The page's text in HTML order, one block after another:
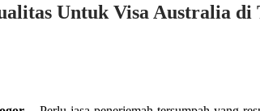
Untuk Visa Australia di